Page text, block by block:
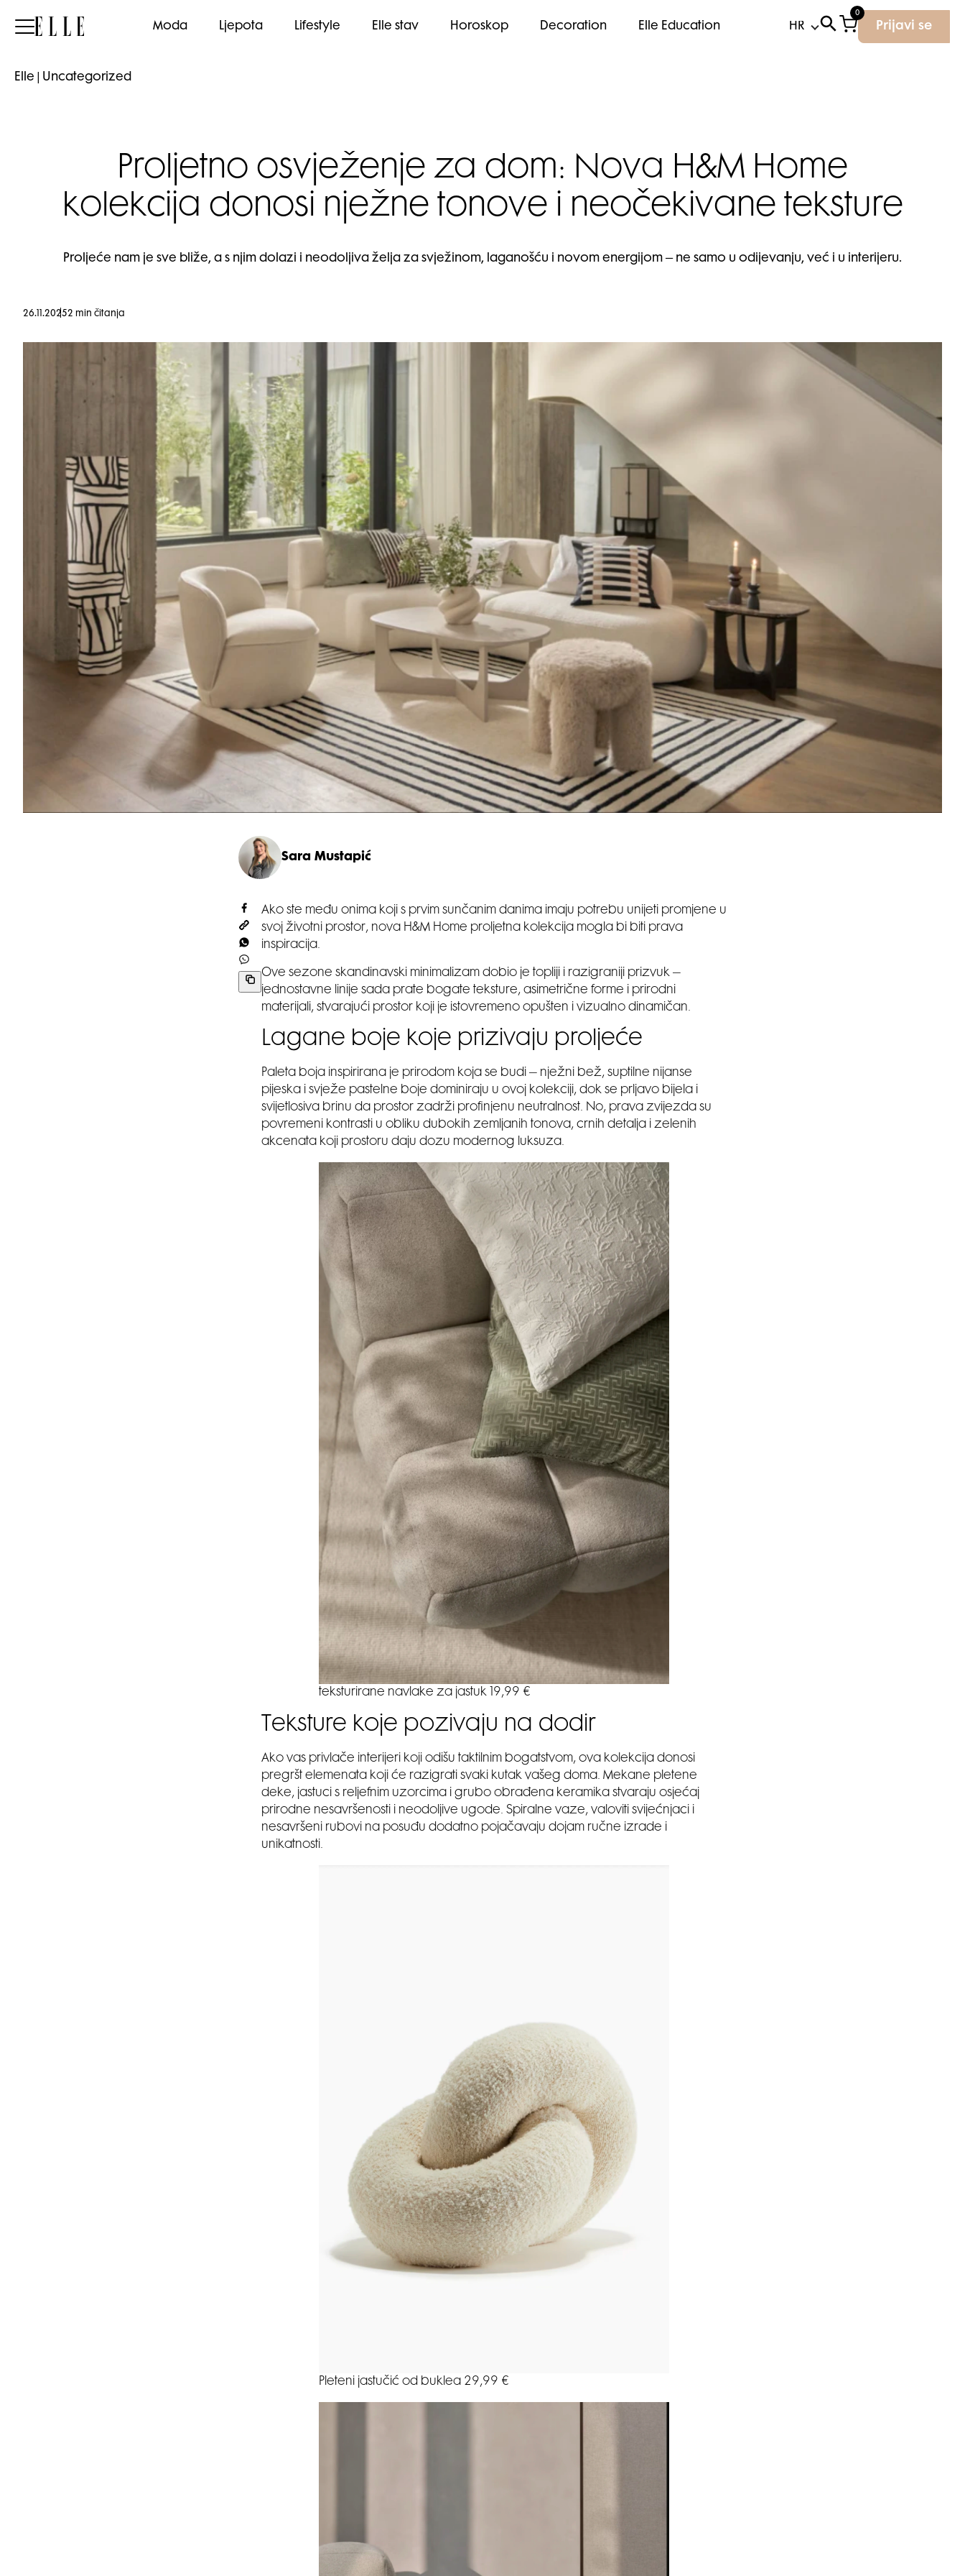
Elle Moda Ljepota Lifestyle Elle stav Horoskop Decoration Elle Education
0
Prijavi se
Elle Uncategorized
Proljetno osvježenje za dom: Nova H&M Home
kolekcija donosi nježne tonove i neočekivane teksture
Proljeće nam je sve bliže, a s njim dolazi i neodoljiva želja za svježinom, laganošću i novom energijom – ne samo u odijevanju, već i u interijeru.
26.11.20252 min čitanja
Sara Mustapić
Ako ste među onima koji s prvim sunčanim danima imaju potrebu unijeti promjene u
svoj životni prostor, nova H&M Home proljetna kolekcija mogla bi biti prava
inspiracija.
Ove sezone skandinavski minimalizam dobio je topliji i razigraniji prizvuk –
jednostavne linije sada prate bogate teksture, asimetrične forme i prirodni
materijali, stvarajući prostor koji je istovremeno opušten i vizualno dinamičan.
Lagane boje koje prizivaju proljeće
Paleta boja inspirirana je prirodom koja se budi – nježni bež, suptilne nijanse
pijeska i svježe pastelne boje dominiraju u ovoj kolekciji, dok se prljavo bijela i
svijetlosiva brinu da prostor zadrži profinjenu neutralnost. No, prava zvijezda su
povremeni kontrasti u obliku dubokih zemljanih tonova, crnih detalja i zelenih
akcenata koji prostoru daju dozu modernog luksuza.
teksturirane navlake za jastuk 19,99 €
Teksture koje pozivaju na dodir
Ako vas privlače interijeri koji odišu taktilnim bogatstvom, ova kolekcija donosi
pregršt elemenata koji će razigrati svaki kutak vašeg doma. Mekane pletene
deke, jastuci s reljefnim uzorcima i grubo obrađena keramika stvaraju osjećaj
prirodne nesavršenosti i neodoljive ugode. Spiralne vaze, valoviti svijećnjaci i
nesavršeni rubovi na posuđu dodatno pojačavaju dojam ručne izrade i
unikatnosti.
Pleteni jastučić od buklea 29,99 €